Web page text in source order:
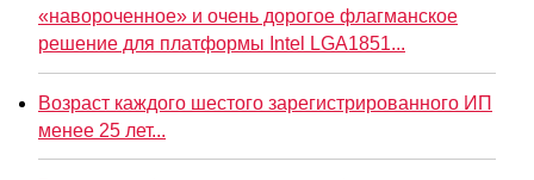
«навороченное» и очень дорогое флагманское
решение для платформы Intel LGA1851...
Возраст каждого шестого зарегистрированного ИП
менее 25 лет...